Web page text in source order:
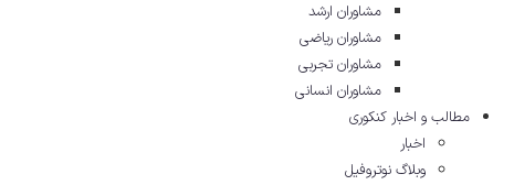
مشاوران ارشد
مشاوران ریاضی
مشاوران تجربی
مشاوران انسانی
مطالب و اخبار کنکوری
اخبار
وبلاگ نوتروفیل